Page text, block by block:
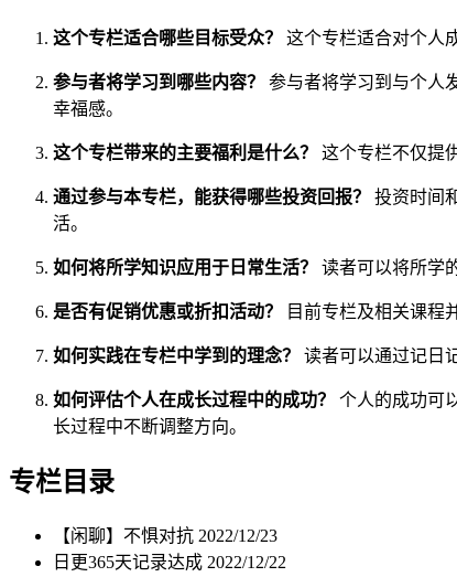
这个专栏适合哪些目标受众？ 这个专栏适合对个人
参与者将学习到哪些内容？
参与者将学习到与个人
幸福感。
这个专栏带来的主要福利是什么？ 这个专栏不仅提
通过参与本专栏，能获得哪些投资回报？
投资时间
活。
如何将所学知识应用于日常生活？ 读者可以将所学
是否有促销优惠或折扣活动？ 目前专栏及相关课程
如何实践在专栏中学到的理念？ 读者可以通过记日
如何评估个人在成长过程中的成功？
个人的成功可
长过程中不断调整方向。
专栏目录
【闲聊】不惧对抗 2022/12/23
日更365天记录达成 2022/12/22